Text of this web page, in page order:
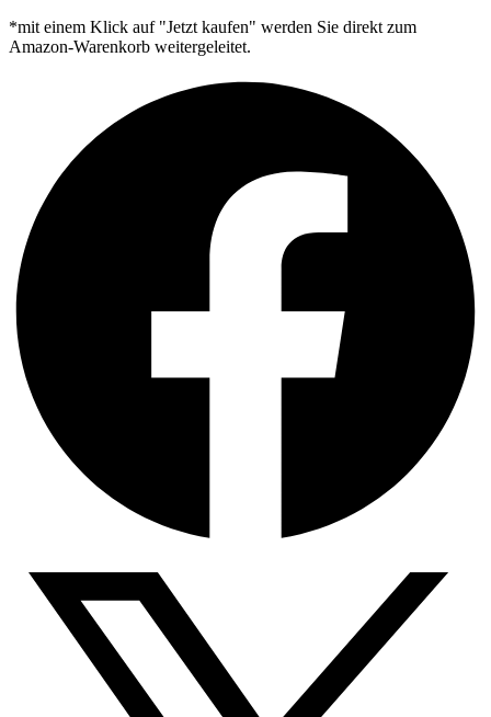
*mit einem Klick auf "Jetzt kaufen" werden Sie direkt zum
Amazon-Warenkorb weitergeleitet.